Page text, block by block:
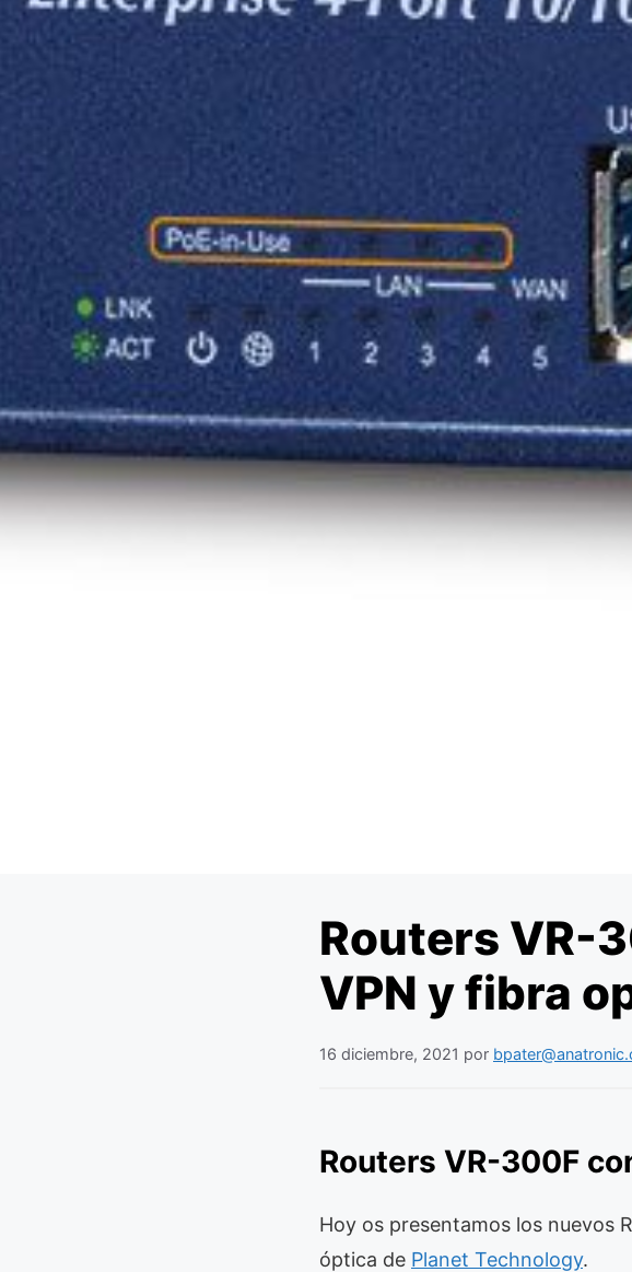
Routers VR-
VPN y fibra
16 diciembre, 2021 por
Routers VR-300F
Hoy os presentamos los nuevos
óptica de Planet Technology.